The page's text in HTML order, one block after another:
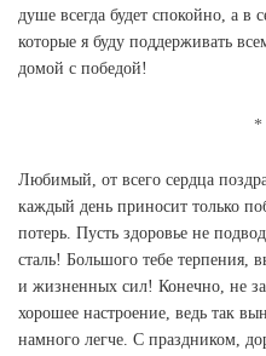
душе всегда будет спокойно, а в
которые я буду поддерживать
домой с победой!
Любимый, от всего сердца
каждый день приносит только
потерь. Пусть здоровье не
сталь! Большого тебе терпения,
и жизненных сил! Конечно, не
хорошее настроение, ведь так
намного легче. С праздником,